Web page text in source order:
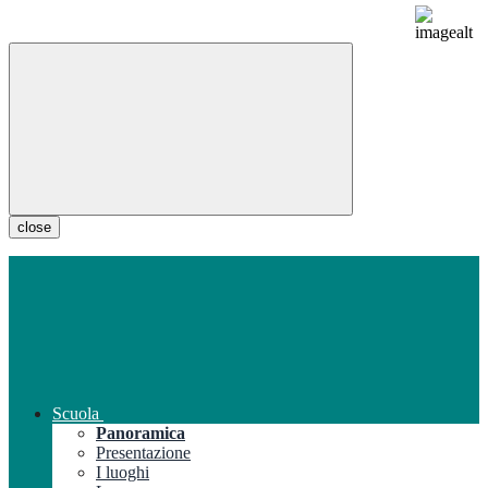
close
Scuola
Panoramica
Presentazione
I luoghi